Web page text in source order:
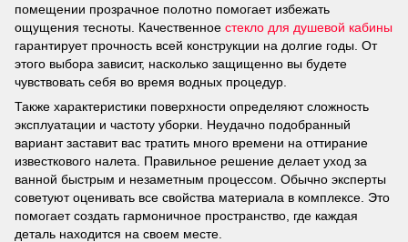
помещении прозрачное полотно помогает избежать
ощущения тесноты. Качественное стекло для душевой кабины
гарантирует прочность всей конструкции на долгие годы. От
этого выбора зависит, насколько защищенно вы будете
чувствовать себя во время водных процедур.
Также характеристики поверхности определяют сложность
эксплуатации и частоту уборки. Неудачно подобранный
вариант заставит вас тратить много времени на оттирание
известкового налета. Правильное решение делает уход за
ванной быстрым и незаметным процессом. Обычно эксперты
советуют оценивать все свойства материала в комплексе. Это
помогает создать гармоничное пространство, где каждая
деталь находится на своем месте.